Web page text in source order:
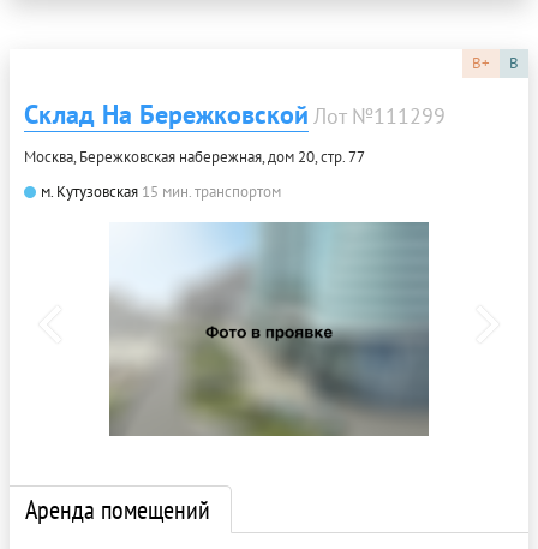
B+ B
Склад На Бережковской Лот №111299
Москва, Бережковская набережная, дом 20, стр. 77
м. Кутузовская 15 мин. транспортом
Аренда помещений